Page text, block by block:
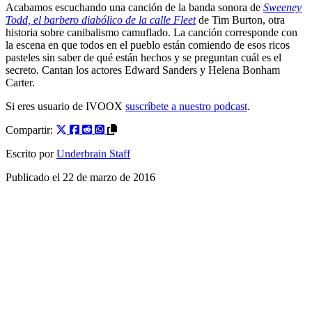
Acabamos escuchando una canción de la banda sonora de Sweeney
Todd, el barbero diabólico de la calle Fleetde Tim Burton, otra
historia sobre canibalismo camuflado. La canción corresponde con
la escena en que todos en el pueblo están comiendo de esos ricos
pasteles sin saber de qué están hechos y se preguntan cuál es el
secreto. Cantan los actores Edward Sanders y Helena Bonham
Carter.
Si eres usuario de IVOOX suscríbete a nuestro podcast.
Compartir:
Escrito por Underbrain Staff
Publicado el 22 de marzo de 2016